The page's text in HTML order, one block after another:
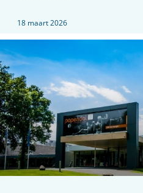
18 maart 2026